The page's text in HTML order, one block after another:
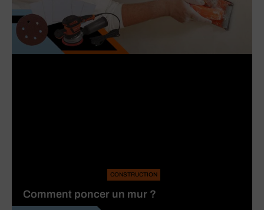
CONSTRUCTION
Comment poncer un mur ?